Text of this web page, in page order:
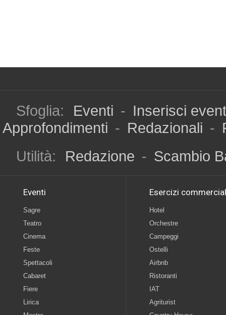
Sfoglia: Eventi - Inserisci
Approfondimenti - Redazionali -
Utilità:
Redazione - Scambio
Eventi
Sagre
Teatro
Cinema
Feste
Spettacoli
Cabaret
Fiere
Lirica
Esercizi
Hotel
Orchestre
Campeggi
Ostelli
Airbnb
Ristoranti
IAT
Agriturist